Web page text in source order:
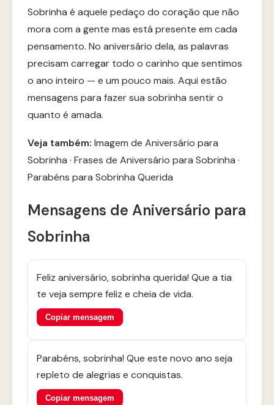
Sobrinha é aquele pedaço do coração que não
mora com a gente mas está presente em cada
pensamento. No aniversário dela, as palavras
precisam carregar todo o carinho que sentimos
o ano inteiro — e um pouco mais. Aqui estão
mensagens para fazer sua sobrinha sentir o
quanto é amada.
Veja também: Imagem de Aniversário para
Sobrinha · Frases de Aniversário para Sobrinha ·
Parabéns para Sobrinha Querida
Mensagens de Aniversário para
Sobrinha
Feliz aniversário, sobrinha querida! Que a tia
te veja sempre feliz e cheia de vida.
Copiar mensagem
Parabéns, sobrinha! Que este novo ano seja
repleto de alegrias e conquistas.
Copiar mensagem